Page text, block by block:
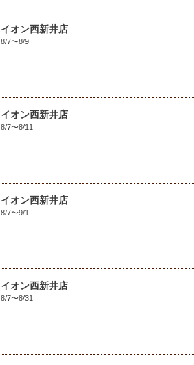
イオン西新井店
8/7〜8/9
イオン西新井店
8/7〜8/11
イオン西新井店
8/7〜9/1
イオン西新井店
8/7〜8/31